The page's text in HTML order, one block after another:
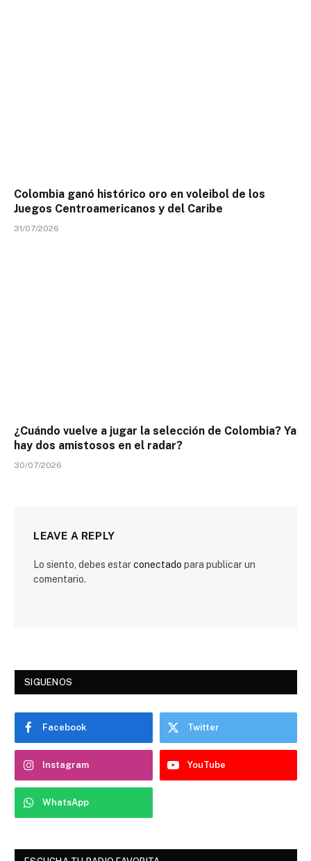
Colombia ganó histórico oro en voleibol de los
Juegos Centroamericanos y del Caribe
31/07/2026
¿Cuándo vuelve a jugar la selección de Colombia? Ya
hay dos amistosos en el radar?
30/07/2026
LEAVE A REPLY
Lo siento, debes estarconectado para publicar un
comentario.
SIGUENOS
Facebook Twitter
Instagram YouTube
WhatsApp